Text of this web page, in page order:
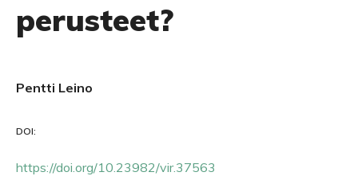
perusteet?
Pentti Leino
DOI:
https://doi.org/10.23982/vir.37563